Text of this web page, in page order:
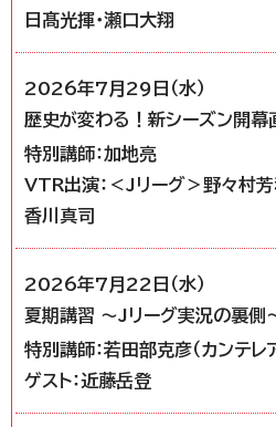
日髙光揮・瀬口大翔
2026年7月29日（水）
歴史が変わる！新シーズン開幕
特別講師：加地亮
VTR出演：＜Jリーグ＞野々村
香川真司
2026年7月22日（水）
夏期講習 ～Jリーグ実況の裏側
特別講師：若田部克彦（カンテレ
ゲスト：近藤岳登